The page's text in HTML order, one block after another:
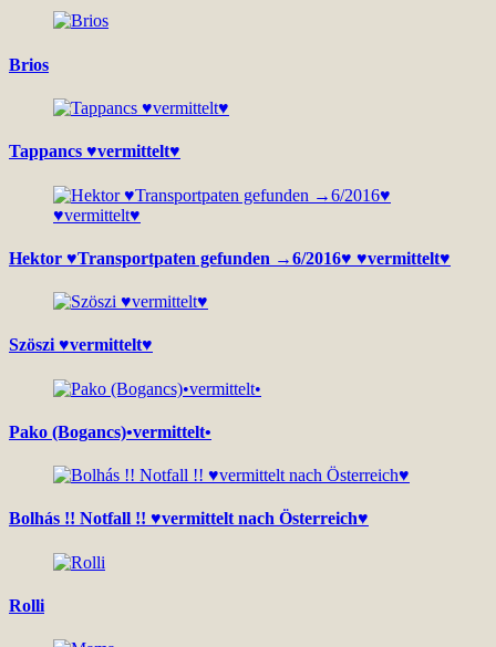
Brios
Tappancs ♥vermittelt♥
Hektor ♥Transportpaten gefunden →6/2016♥ ♥vermittelt♥
Szöszi ♥vermittelt♥
Pako (Bogancs)•vermittelt•
Bolhás !! Notfall !! ♥vermittelt nach Österreich♥
Rolli